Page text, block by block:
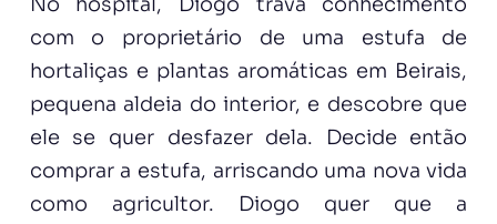
com o proprietário de uma estufa de
hortaliças e plantas aromáticas em Beirais,
pequena aldeia do interior, e descobre que
ele se quer desfazer dela. Decide então
comprar a estufa, arriscando uma nova vida
como agricultor. Diogo quer que a